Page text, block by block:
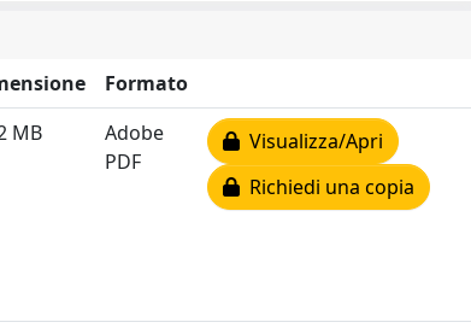
Formato
MB
Adobe
PDF
Visualizza/Apri
Richiedi una copia